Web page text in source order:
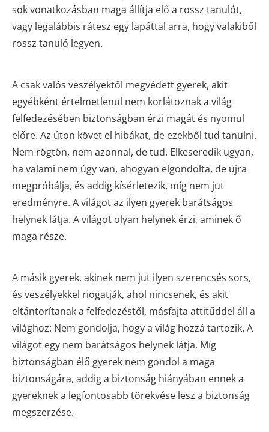
sok vonatkozásban maga állítja elő a rossz tanulót,
vagy legalábbis rátesz egy lapáttal arra, hogy valakiből
rossz tanuló legyen.
A csak valós veszélyektől megvédett gyerek, akit
egyébként értelmetlenül nem korlátoznak a világ
felfedezésében biztonságban érzi magát és nyomul
előre. Az úton követ el hibákat, de ezekből tud tanulni.
Nem rögtön, nem azonnal, de tud. Elkeseredik ugyan,
ha valami nem úgy van, ahogyan elgondolta, de újra
megpróbálja, és addig kísérletezik, míg nem jut
eredményre. A világot az ilyen gyerek barátságos
helynek látja. A világot olyan helynek érzi, aminek ő
maga része.
A másik gyerek, akinek nem jut ilyen szerencsés sors,
és veszélyekkel riogatják, ahol nincsenek, és akit
eltántorítanak a felfedezéstől, másfajta attitűddel áll a
világhoz: Nem gondolja, hogy a világ hozzá tartozik. A
világot egy nem barátságos helynek látja. Míg
biztonságban élő gyerek nem gondol a maga
biztonságára, addig a biztonság hiányában ennek a
gyereknek a legfontosabb törekvése lesz a biztonság
megszerzése.